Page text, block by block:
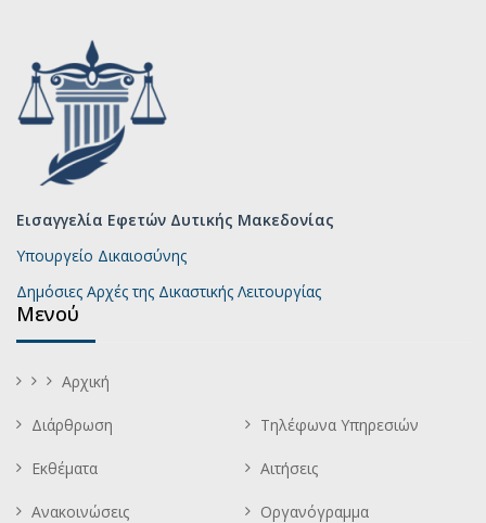
Εισαγγελία Εφετών Δυτικής Μακεδονίας
Υπουργείο Δικαιοσύνης
Δημόσιες Αρχές της Δικαστικής Λειτουργίας
Μενού
Αρχική
Διάρθρωση Τηλέφωνα Υπηρεσιών
Εκθέματα Αιτήσεις
Ανακοινώσεις Οργανόγραμμα